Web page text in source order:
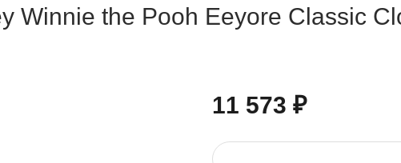
Winnie the Pooh Eeyore Classic
11 573 ₽